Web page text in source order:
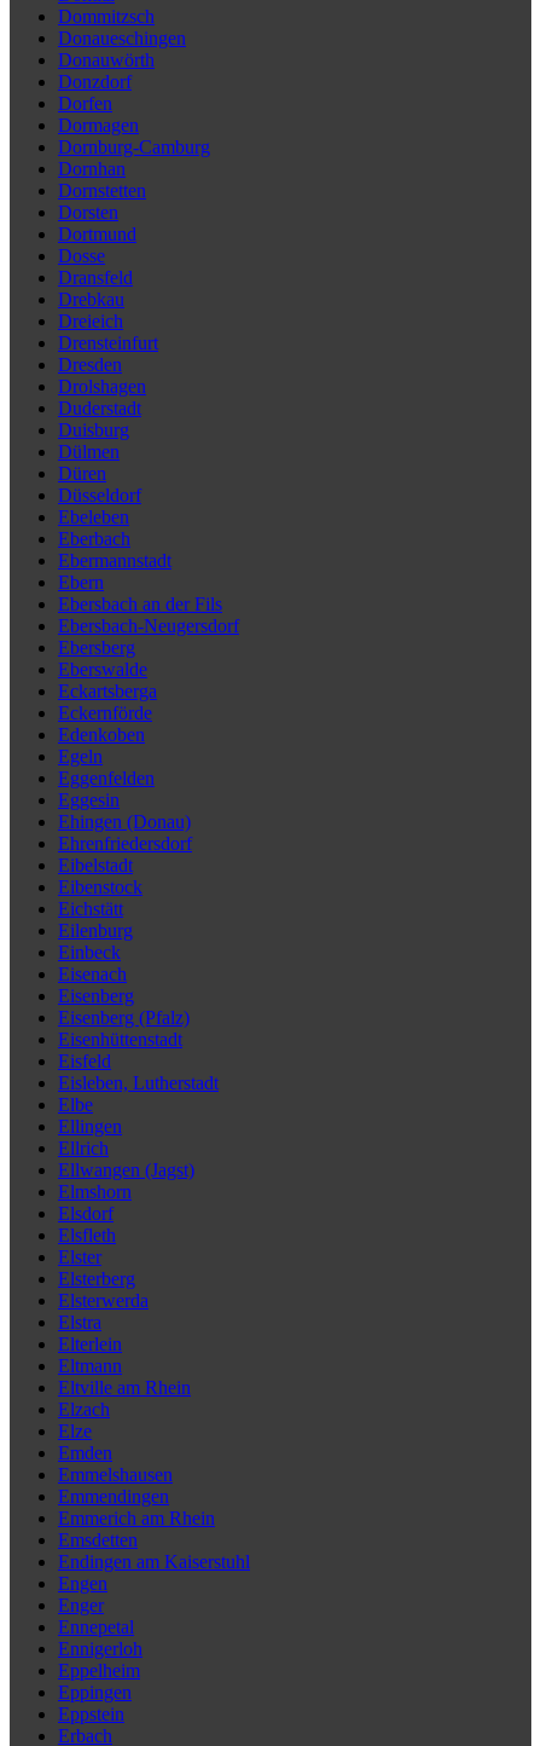
Dommitzsch
Donaueschingen
Donauwörth
Donzdorf
Dorfen
Dormagen
Dornburg-Camburg
Dornhan
Dornstetten
Dorsten
Dortmund
Dosse
Dransfeld
Drebkau
Dreieich
Drensteinfurt
Dresden
Drolshagen
Duderstadt
Duisburg
Dülmen
Düren
Düsseldorf
Ebeleben
Eberbach
Ebermannstadt
Ebern
Ebersbach an der Fils
Ebersbach-Neugersdorf
Ebersberg
Eberswalde
Eckartsberga
Eckernförde
Edenkoben
Egeln
Eggenfelden
Eggesin
Ehingen (Donau)
Ehrenfriedersdorf
Eibelstadt
Eibenstock
Eichstätt
Eilenburg
Einbeck
Eisenach
Eisenberg
Eisenberg (Pfalz)
Eisenhüttenstadt
Eisfeld
Eisleben, Lutherstadt
Elbe
Ellingen
Ellrich
Ellwangen (Jagst)
Elmshorn
Elsdorf
Elsfleth
Elster
Elsterberg
Elsterwerda
Elstra
Elterlein
Eltmann
Eltville am Rhein
Elzach
Elze
Emden
Emmelshausen
Emmendingen
Emmerich am Rhein
Emsdetten
Endingen am Kaiserstuhl
Engen
Enger
Ennepetal
Ennigerloh
Eppelheim
Eppingen
Eppstein
Erbach